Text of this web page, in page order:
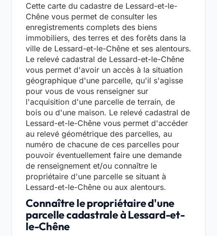
Cette carte du cadastre de Lessard-et-le-
Chêne vous permet de consulter les
enregistrements complets des biens
immobiliers, des terres et des forêts dans la
ville de Lessard-et-le-Chêne et ses alentours.
Le relevé cadastral de Lessard-et-le-Chêne
vous permet d'avoir un accès à la situation
géographique d'une parcelle, qu'il s'agisse
pour vous de vous renseigner sur
l'acquisition d'une parcelle de terrain, de
bois ou d'une maison. Le relevé cadastral de
Lessard-et-le-Chêne vous permet d'accéder
au relevé géométrique des parcelles, au
numéro de chacune de ces parcelles pour
pouvoir éventuellement faire une demande
de renseignement et/ou connaître le
propriétaire d'une parcelle se situant à
Lessard-et-le-Chêne ou aux alentours.
Connaître le propriétaire d'une
parcelle cadastrale à Lessard-et-
le-Chêne